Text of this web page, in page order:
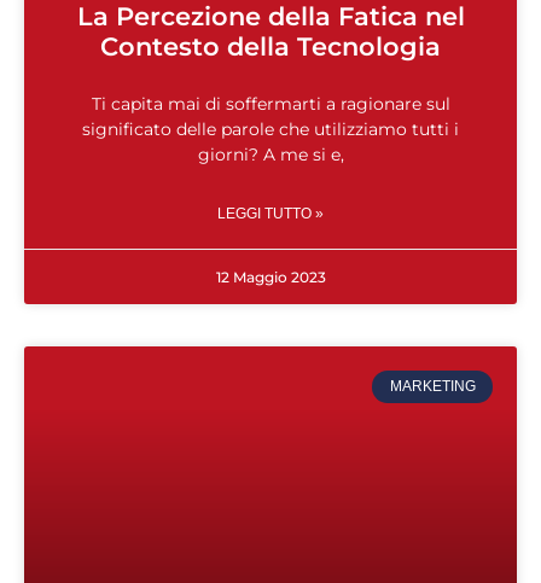
La Percezione della Fatica nel
Contesto della Tecnologia
Ti capita mai di soffermarti a ragionare sul
significato delle parole che utilizziamo tutti i
giorni? A me si e,
LEGGI TUTTO »
12 Maggio 2023
MARKETING